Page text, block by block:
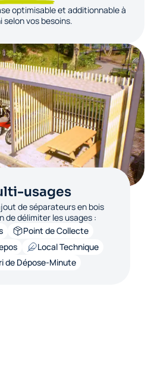
optimisable et additionnable à
selon vos besoins.
usages
de séparateurs en bois
de délimiter les usages :
Point de Collecte
Local Technique
de Dépose-Minute